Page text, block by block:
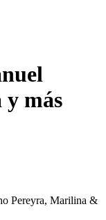
más
Pereyra, Marilina &